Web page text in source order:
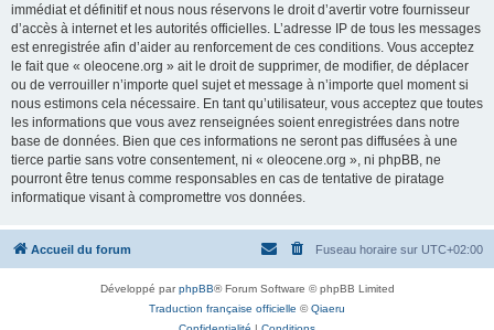
immédiat et définitif et nous nous réservons le droit d’avertir votre fournisseur
d’accès à internet et les autorités officielles. L’adresse IP de tous les messages
est enregistrée afin d’aider au renforcement de ces conditions. Vous acceptez
le fait que « oleocene.org » ait le droit de supprimer, de modifier, de déplacer
ou de verrouiller n’importe quel sujet et message à n’importe quel moment si
nous estimons cela nécessaire. En tant qu’utilisateur, vous acceptez que toutes
les informations que vous avez renseignées soient enregistrées dans notre
base de données. Bien que ces informations ne seront pas diffusées à une
tierce partie sans votre consentement, ni « oleocene.org », ni phpBB, ne
pourront être tenus comme responsables en cas de tentative de piratage
informatique visant à compromettre vos données.
Accueil du forum Fuseau horaire sur UTC+02:00
Développé parphpBB® Forum Software © phpBB Limited
Traduction française officielle ©Qiaeru